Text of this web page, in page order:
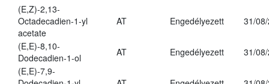
(E,Z)-2,13-
Octadecadien-1-yl
acetate
AT Engedélyezett 31/
(E,E)-8,10-
Dodecadien-1-ol
AT Engedélyezett
31/
(E,E)-7,9-